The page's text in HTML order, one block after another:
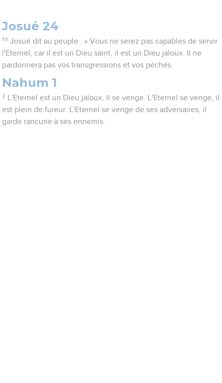
Josué 24
19 Josué dit au peuple : « Vous ne serez pas capables de servir
l'Eternel, car il est un Dieu saint, il est un Dieu jaloux. Il ne
pardonnera pas vos transgressions et vos péchés.
Nahum 1
2
L'Eternel est un Dieu jaloux, il se venge. L'Eternel se venge, il
est plein de fureur. L'Eternel se venge de ses adversaires, il
garde rancune à ses ennemis.